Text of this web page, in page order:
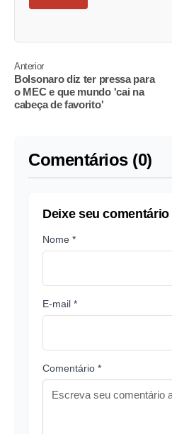
Anterior
Bolsonaro diz ter pressa para
o MEC e que mundo 'cai na
cabeça de favorito'
Comentários (0)
Deixe seu comentário
Nome *
E-mail *
Comentário *